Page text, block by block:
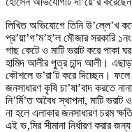
লিখিত অভিযোগে তিনি উ’ল্লে’খ
প্র’য়া’গ’ম’হ’ল মৌজার সরকারি
গাছ কেটে ও মাটি ভরাট করে পাকা
হামিদ আলীর পুত্র চান্দ আলী।
কৌশলে ভ’রা’ট করে দিচ্ছেন। ফলে
জনসাধারণ কৃষি চা’ষা’বাদ করতে
নি’র্মি’ত অবৈধ স্থাপনা, মাটি
না হলে এলাকার জনসাধারণ চরম
এই ভ‚মির সীমানা নির্ধারণ করার